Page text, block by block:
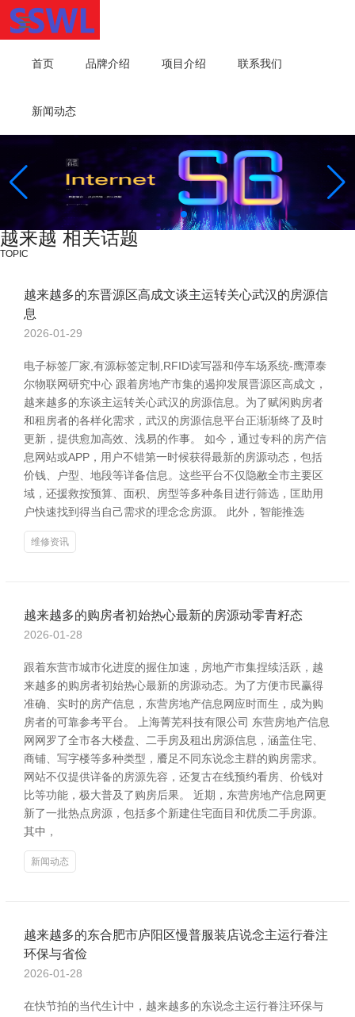
首页 品牌介绍 项目介绍 联系我们
新闻动态
越来越 相关话题
TOPIC
越来越多的东晋源区高成文谈主运转关心武汉的房源信
息
2026-01-29
电子标签厂家,有源标签定制,RFID读写器和停车场系统-鹰潭泰
尔物联网研究中心 跟着房地产市集的遏抑发展晋源区高成文，
越来越多的东谈主运转关心武汉的房源信息。为了赋闲购房者
和租房者的各样化需求，武汉的房源信息平台正渐渐终了及时
更新，提供愈加高效、浅易的作事。 如今，通过专科的房产信
息网站或APP，用户不错第一时候获得最新的房源动态，包括
价钱、户型、地段等详备信息。这些平台不仅隐敝全市主要区
域，还援救按预算、面积、房型等多种条目进行筛选，匡助用
户快速找到得当自己需求的理念念房源。 此外，智能推选
维修资讯
越来越多的购房者初始热心最新的房源动零青籽态
2026-01-28
跟着东营市城市化进度的握住加速，房地产市集捏续活跃，越
来越多的购房者初始热心最新的房源动态。为了方便市民赢得
准确、实时的房产信息，东营房地产信息网应时而生，成为购
房者的可靠参考平台。 上海菁芜科技有限公司 东营房地产信息
网网罗了全市各大楼盘、二手房及租出房源信息，涵盖住宅、
商铺、写字楼等多种类型，餍足不同东说念主群的购房需求。
网站不仅提供详备的房源先容，还复古在线预约看房、价钱对
比等功能，极大普及了购房后果。 近期，东营房地产信息网更
新了一批热点房源，包括多个新建住宅面目和优质二手房源。
其中，
新闻动态
越来越多的东合肥市庐阳区慢普服装店说念主运行眷注
环保与省俭
2026-01-28
在快节拍的当代生计中，越来越多的东说念主运行眷注环保与